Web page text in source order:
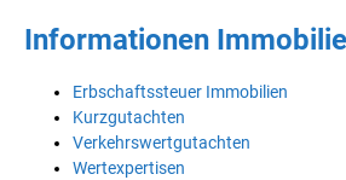
Informationen
Erbschaftssteuer Immobilien
Kurzgutachten
Verkehrswertgutachten
Wertexpertisen